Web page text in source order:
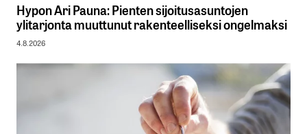
Hypon Ari Pauna: Pienten sijoitusasuntojen
ylitarjonta muuttunut rakenteelliseksi ongelmaksi
4.8.2026